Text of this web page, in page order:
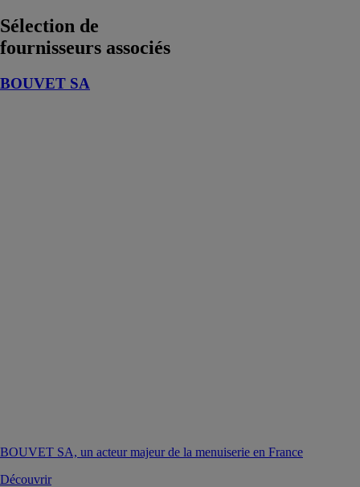
Sélection de
fournisseurs associés
BOUVET SA
BOUVET SA, un acteur majeur de la menuiserie en France
Découvrir